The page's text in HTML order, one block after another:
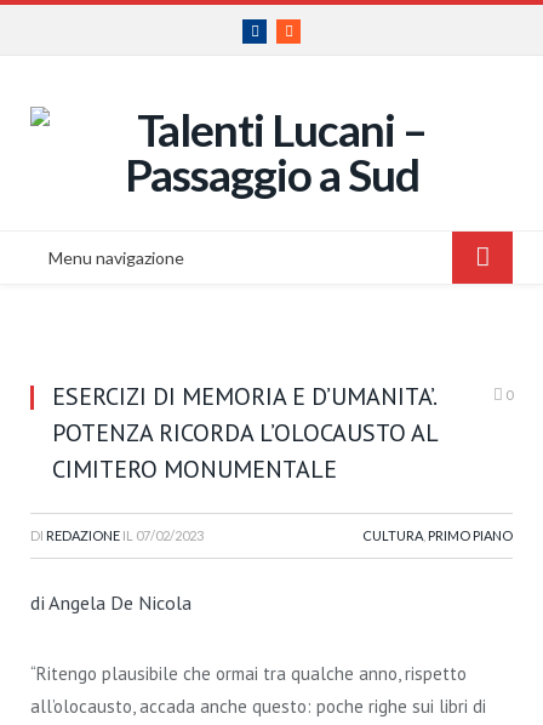
Facebook
RSS
Menu navigazione
ESERCIZI DI MEMORIA E D’UMANITA’.
POTENZA RICORDA L’OLOCAUSTO AL
CIMITERO MONUMENTALE
0
DI REDAZIONE IL 07/02/2023 CULTURA PRIMO PIANO
di Angela De Nicola
“Ritengo plausibile che ormai tra qualche anno, rispetto
all’olocausto, accada anche questo: poche righe sui libri di